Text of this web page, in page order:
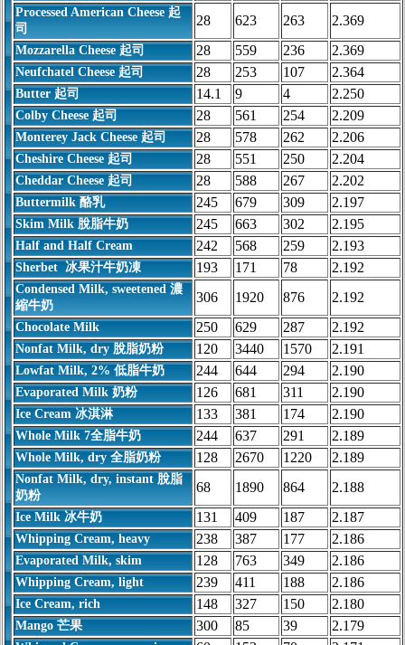
Processed American Cheese 起
司
28 623 263 2.369
Mozzarella Cheese 起司 28 559 236 2.369
Neufchatel Cheese 起司 28 253 107 2.364
Butter 起司 14.1 9 4 2.250
Colby Cheese 起司 28 561 254 2.209
Monterey Jack Cheese 起司 28 578 262 2.206
Cheshire Cheese 起司 28 551 250 2.204
Cheddar Cheese 起司 28 588 267 2.202
Buttermilk 酪乳 245 679 309 2.197
Skim Milk 脫脂牛奶 245 663 302 2.195
Half and Half Cream 242 568 259 2.193
Sherbet 冰果汁牛奶凍 193 171 78 2.192
Condensed Milk, sweetened 濃
縮牛奶
306 1920 876 2.192
Chocolate Milk 250 629 287 2.192
Nonfat Milk, dry 脫脂奶粉 120 3440 1570 2.191
Lowfat Milk, 2% 低脂牛奶 244 644 294 2.190
Evaporated Milk 奶粉 126 681 311 2.190
Ice Cream 冰淇淋 133 381 174 2.190
Whole Milk 7全脂牛奶 244 637 291 2.189
Whole Milk, dry 全脂奶粉 128 2670 1220 2.189
Nonfat Milk, dry, instant 脫脂
奶粉
68 1890 864 2.188
Ice Milk 冰牛奶 131 409 187 2.187
Whipping Cream, heavy 238 387 177 2.186
Evaporated Milk, skim 128 763 349 2.186
Whipping Cream, light 239 411 188 2.186
Ice Cream, rich 148 327 150 2.180
Mango 芒果 300 85 39 2.179